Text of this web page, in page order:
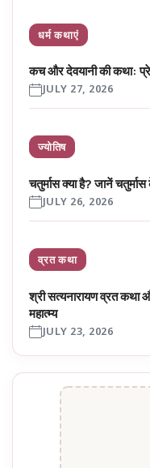
धर्म कथाएं
कच और देवयानी की कथा:
JULY 27, 2026
ज्योतिष
चतुर्मास क्या है? जानें
JULY 26, 2026
व्रत कथा
श्री सत्यनारायण व्रत कथा
महात्म्य
JULY 23, 2026